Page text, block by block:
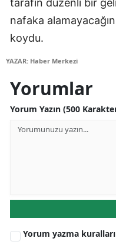
tarafın düzenli bir
nafaka
koydu.
YAZAR: Haber Merkezi
Yorumlar
Yorum Yazın (500
Yorum yazma